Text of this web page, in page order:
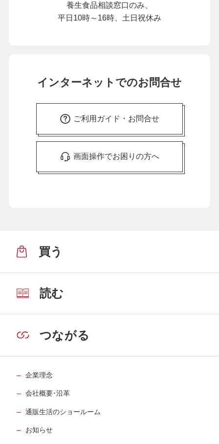
養生食品相談窓口のみ、
平日10時～16時、土日祝休み
インターネットでのお問合せ
ご利用ガイド・お問合せ
画面操作でお困りの方へ
買う
読む
つながる
企業理念
会社概要･沿革
通販生活のショールーム
お知らせ